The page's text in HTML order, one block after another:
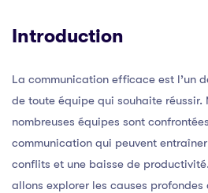
Introduction
La communication efficace est l’un
de toute équipe qui souhaite réussir.
nombreuses équipes sont
communication qui peuvent
conflits et une baisse de
allons explorer les causes